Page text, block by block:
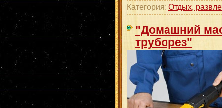
Категория: Отдых,
"Домашний
труборез"